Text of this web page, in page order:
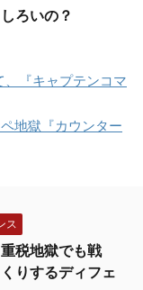
ろいの？
『キャプテンコマ
地獄『カウンター
ス
税地獄でも戦
りするディフェ